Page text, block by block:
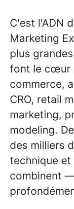
C'est l'ADN
Marketing
plus
font le cœur
commerce,
CRO, retail
marketing,
modeling.
des milliers
technique
combinent